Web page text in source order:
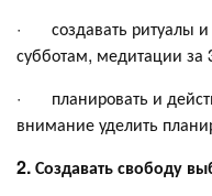
· создавать ритуалы и
субботам, медитации за
· планировать и
внимание уделить
2. Создавать свободу